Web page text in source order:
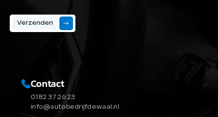
Verzenden
Contact
0182 37 26 23
info@autobedrijfdewaal.nl